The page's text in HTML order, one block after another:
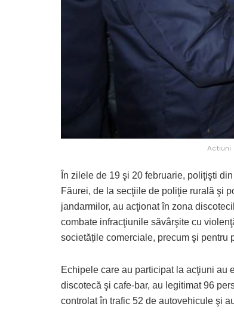
În zilele de 19 şi 20 februarie, poliţişti
Făurei, de la secţiile de poliţie rurală şi
jandarmilor, au acţionat în zona
combate infracţiunile săvârşite cu
societățile comerciale, precum şi pentru
Echipele care au participat la acţiuni au
discotecă şi cafe-bar, au legitimat 96
controlat în trafic 52 de autovehicule şi